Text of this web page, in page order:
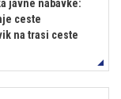
javne nabavke:
ceste
na trasi ceste